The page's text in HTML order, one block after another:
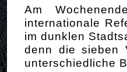
Am
internationale
im dunklen
denn die sieben
unterschiedliche